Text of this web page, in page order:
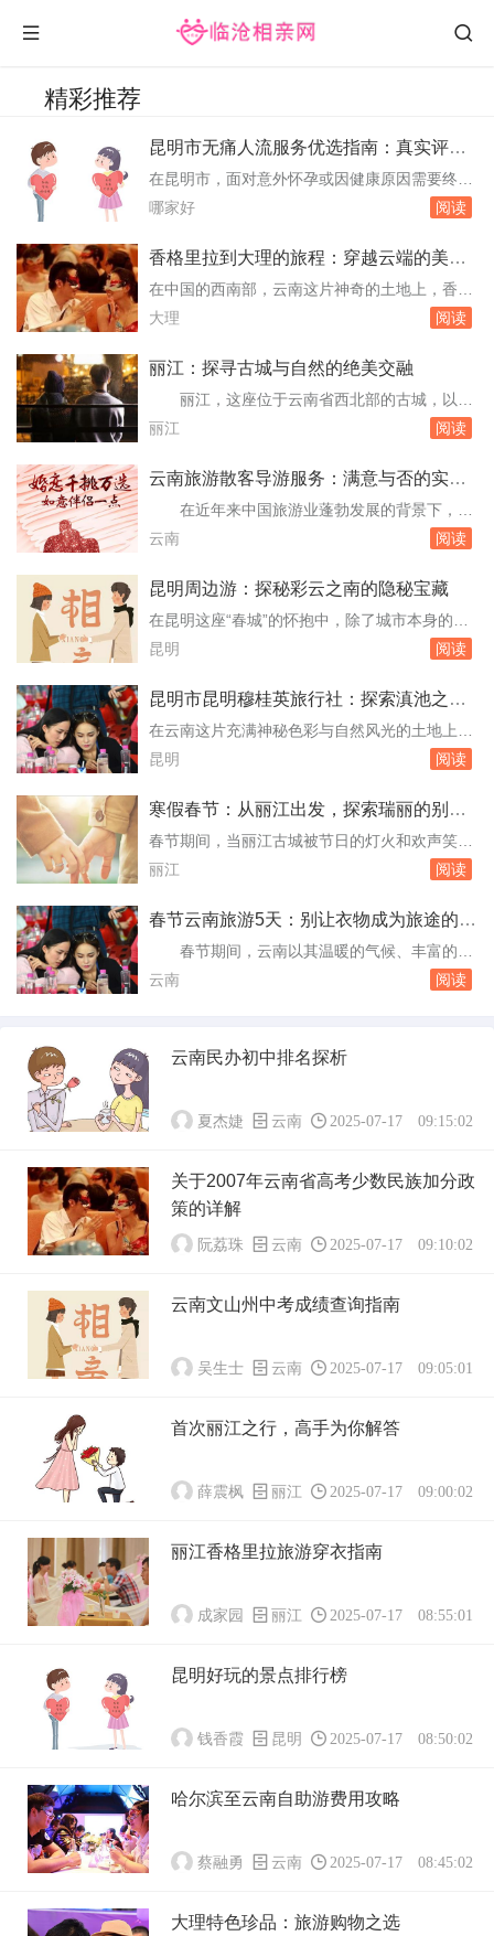
精彩推荐
昆明市无痛人流服务优选指南：真实评价
与专业建议
在昆明市，面对意外怀孕或因健康原因需要终止
妊娠的女性，选择一家专业、安全、且服务周到
数据与用户反馈，为您详细解析昆明市内几家在
需要的女性提供一份实用且可靠的参考指南。选
择无痛人流的考量因素1. 专业资质：确保所选机
哪家好 阅读
香格里拉到大理的旅程：穿越云端的美丽
距离
在中国的西南部，云南这片神奇的土地上，香格
里拉与大理这两个名字如同两颗璀璨的明珠，镶
人叹为观止的自然风光和深厚的文化底蕴，更是
上一段从香格里拉到大理的旅程，用真实的数字
和生动的描述，记录下这段穿越云端的美丽距
大理 阅读
丽江：探寻古城与自然的绝美交融
丽江，这座位于云南省西北部的古城，以其
独特的纳西族文化、悠久的历史和壮丽的自然风
地，也是无数文艺青年和摄影爱好者的天堂。本
揭示那些隐藏在喧嚣之外的宁静与美丽。古城
内：历史的低语与现代生活的和谐共存走进丽江
丽江 阅读
云南旅游散客导游服务：满意与否的实地
考察与真实反馈
在近年来中国旅游业蓬勃发展的背景下，云
南以其独特的自然风光、丰富的民族文化以及多
地。随着散客旅游的兴起，如何保证散客在云南
实地考察和真实反馈，探讨云南旅游散客导游服
务的满意度，为未来的旅游服务提供参考。#散
云南 阅读
昆明周边游：探秘彩云之南的隐秘宝藏
在昆明这座“春城”的怀抱中，除了城市本身的魅
力外，其周边地区同样隐藏着无数令人心动的自
几个不可错过的旅游胜地，揭秘那些隐藏在彩云
工距离昆明市区约80公里的石林，是必游之地。
这里以其壮观的喀斯特地貌闻名于世，被誉为...
昆明 阅读
昆明市昆明穆桂英旅行社：探索滇池之畔
的传奇旅程
在云南这片充满神秘色彩与自然风光的土地上，
昆明市昆明穆桂英旅行社如同一颗璀璨的明珠，
者深入探索这座“春城”的每一个角落。自成立以
宗旨，不仅为游客提供了丰富的旅游线路选择，
更在每一次旅行中融入了地方文化的深度体验，
昆明 阅读
寒假春节：从丽江出发，探索瑞丽的别样
风情
春节期间，当丽江古城被节日的灯火和欢声笑语
装点得格外温馨时，不少旅者开始寻找那些能将
的地。瑞丽，这座位于中国西南边陲的小城，以
光，成为了寒假春节期间一个不可多得的旅游选
择。本文将为您详细规划从丽江出发到瑞丽的行
丽江 阅读
春节云南旅游5天：别让衣物成为旅途的烦
春节期间，云南以其温暖的气候、丰富的民
族文化、壮丽的自然风光和诱人的美食成为了众
带换洗衣物的问题。以下是对这一问题的详细探
讨，希望能为你的云南之旅提供实用建议。#云
量的关...
云南 阅读
云南民办初中排名探析
夏杰婕 云南 2025-07-17 09:15:02
关于2007年云南省高考少数民族加分政
策的详解
阮荔珠 云南 2025-07-17 09:10:02
云南文山州中考成绩查询指南
吴生士 云南 2025-07-17 09:05:01
首次丽江之行，高手为你解答
薛震枫 丽江 2025-07-17 09:00:02
丽江香格里拉旅游穿衣指南
成家园 丽江 2025-07-17 08:55:01
昆明好玩的景点排行榜
钱香霞 昆明 2025-07-17 08:50:02
哈尔滨至云南自助游费用攻略
蔡融勇 云南 2025-07-17 08:45:02
大理特色珍品：旅游购物之选